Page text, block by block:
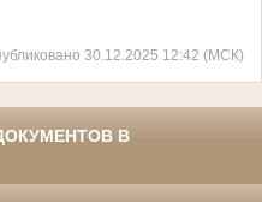
30.12.2025 12:42 (МСК)
В